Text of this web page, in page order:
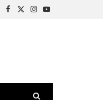
Facebook
X
Instagram
YouTube